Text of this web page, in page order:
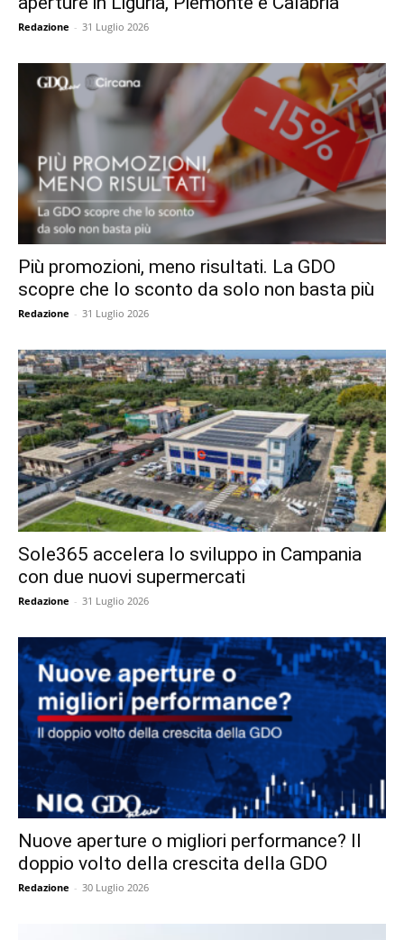
Redazione - 31 Luglio 2026
Più promozioni, meno risultati. La GDO
scopre che lo sconto da solo non basta più
Redazione - 31 Luglio 2026
Sole365 accelera lo sviluppo in Campania
con due nuovi supermercati
Redazione - 31 Luglio 2026
Nuove aperture o migliori performance? Il
doppio volto della crescita della GDO
Redazione - 30 Luglio 2026